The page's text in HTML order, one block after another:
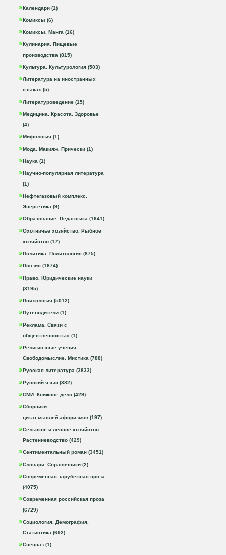
Календари (1)
Комиксы (6)
Комиксы. Манга (16)
Кулинария. Пищевые
производства (815)
Культура. Культурология (503)
Литература на иностранных
языках (5)
Литературоведение (15)
Медицина. Красота. Здоровье
(4)
Мифология (1)
Мода. Макияж. Прически (1)
Наука (1)
Научно-популярная литература
(1)
Нефтегазовый комплекс.
Энергетика (9)
Образование. Педагогика (1641)
Охотничье хозяйство. Рыбное
хозяйство (17)
Политика. Политология (875)
Поэзия (1674)
Право. Юридические науки
(3195)
Психология (5012)
Путеводители (1)
Реклама. Связи с
общественностью (1)
Религиозные учения.
Свободомыслие. Мистика (788)
Русская литература (3833)
Русский язык (382)
СМИ. Книжное дело (429)
Сборники
цитат,мыслей,афоризмов (197)
Сельское и лесное хозяйство.
Растениеводство (429)
Сентиментальный роман (3451)
Словари. Справочники (2)
Современная зарубежная проза
(4075)
Современная российская проза
(6729)
Социология. Демография.
Статистика (692)
Спецназ (1)